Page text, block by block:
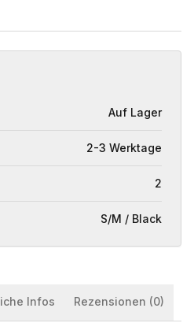
Auf Lager
2-3 Werktage
2
S/M / Black
Infos Rezensionen (0)